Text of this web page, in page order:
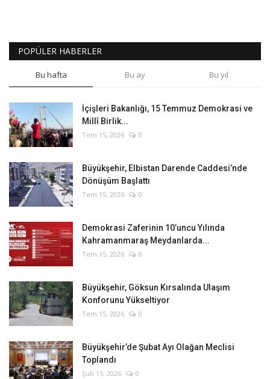
POPÜLER HABERLER
Bu hafta Bu ay Bu yıl
İçişleri Bakanlığı, 15 Temmuz Demokrasi ve
Millî Birlik...
Tem 15, 2026 0
Büyükşehir, Elbistan Darende Caddesi’nde
Dönüşüm Başlattı
Tem 15, 2026 0
Demokrasi Zaferinin 10’uncu Yılında
Kahramanmaraş Meydanlarda...
Tem 15, 2026 0
Büyükşehir, Göksun Kırsalında Ulaşım
Konforunu Yükseltiyor
Tem 15, 2026 0
Büyükşehir’de Şubat Ayı Olağan Meclisi
Toplandı
Şub 15, 2026 0